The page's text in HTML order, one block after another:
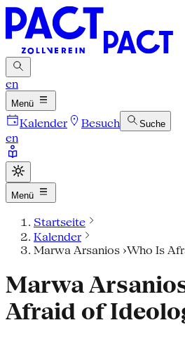
en
Menü
Kalender Besuch Suche
en
Menü
Startseite
Kalender
Marwa Arsanios ›Who Is
Marwa
Afraid of